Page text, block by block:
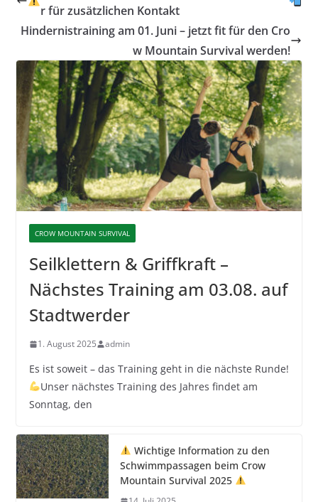
r für zusätzlichen Kontakt
Hindernistraining am 01. Juni – jetzt fit für den Cro
w Mountain Survival werden!
CROW MOUNTAIN SURVIVAL
Seilklettern & Griffkraft –
Nächstes Training am 03.08. auf
Stadtwerder
1. August 2025 admin
Es ist soweit – das Training geht in die nächste Runde!
Unser nächstes Training des Jahres findet am
Sonntag, den
Wichtige Information zu den
Schwimmpassagen beim Crow
Mountain Survival 2025